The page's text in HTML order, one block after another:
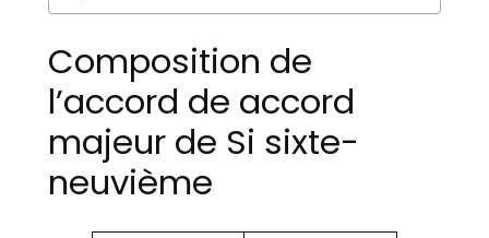
Composition de
l’accord de accord
majeur de Si sixte-
neuvième